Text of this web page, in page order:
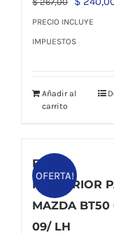
precio
original
PRECIO INCLUYE
IMPUESTOS
Añadir al
carrito
OFERTA!
FARO
POSTERIOR
MAZDA BT50
09/ LH